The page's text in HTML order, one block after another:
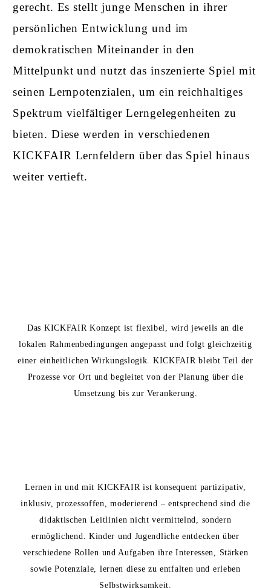
gerecht. Es stellt junge Menschen in ihrer
persönlichen Entwicklung und im
demokratischen Miteinander in den
Mittelpunkt und nutzt das inszenierte Spiel mit
seinen Lernpotenzialen, um ein reichhaltiges
Spektrum vielfältiger Lerngelegenheiten zu
bieten. Diese werden in verschiedenen
KICKFAIR Lernfeldern über das Spiel hinaus
weiter vertieft.
Das KICKFAIR Konzept ist flexibel, wird jeweils an die
lokalen Rahmenbedingungen angepasst und folgt gleichzeitig
einer einheitlichenWirkungslogik . KICKFAIR bleibt Teil der
Prozesse vor Ort und begleitet von der Planung über die
Umsetzung bis zur Verankerung.
Lernen in und mit KICKFAIR ist konsequent partizipativ,
inklusiv, prozessoffen, moderierend – entsprechend sind die
didaktischen Leitlinien nicht vermittelnd, sondern
ermöglichend. Kinder und Jugendliche entdecken über
verschiedene Rollen und Aufgaben ihre Interessen, Stärken
sowie Potenziale, lernen diese zu entfalten und erleben
Selbstwirksamkeit.